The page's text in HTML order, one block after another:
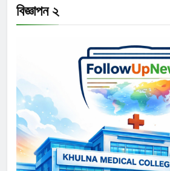
বিজ্ঞাপন ২